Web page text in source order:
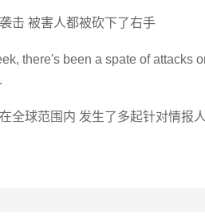
击 被害人都被砍下了右手
there's been a spate of attacks
全球范围内 发生了多起针对情报